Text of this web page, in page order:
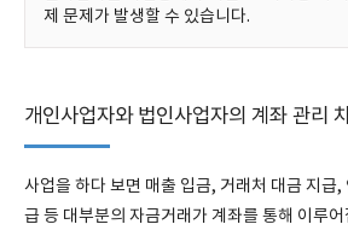
제 문제가 발생할 수 있습니다.
개인사업자와 법인사업자의 계좌 관리
사업을 하다 보면 매출 입금, 거래처 대금 지급,
급 등 대부분의 자금거래가 계좌를 통해 이루